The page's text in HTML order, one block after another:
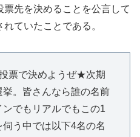
先を決めることを公言して
ていたことである。
票で決めようぜ★次期
。皆さんなら誰の名前
でもリアルでもこの1
う中では以下4名の名